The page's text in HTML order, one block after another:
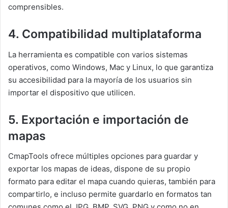
comprensibles.
4. Compatibilidad multiplataforma
La herramienta es compatible con varios sistemas
operativos, como Windows, Mac y Linux, lo que garantiza
su accesibilidad para la mayoría de los usuarios sin
importar el dispositivo que utilicen.
5. Exportación e importación de
mapas
CmapTools ofrece múltiples opciones para guardar y
exportar los mapas de ideas, dispone de su propio
formato para editar el mapa cuando quieras, también para
compartirlo, e incluso permite guardarlo en formatos tan